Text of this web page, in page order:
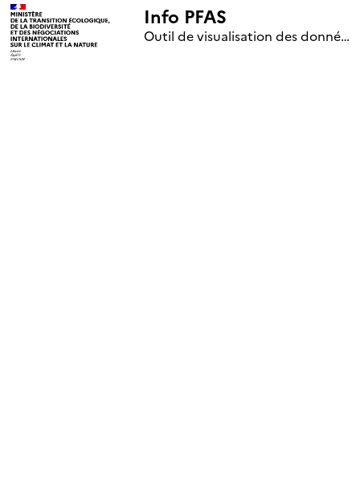
Info PFAS
Outil de visualisation des données nationales de surveillance des substances PFAS (mise à jour le 1er jour de chaque mois)
+
–